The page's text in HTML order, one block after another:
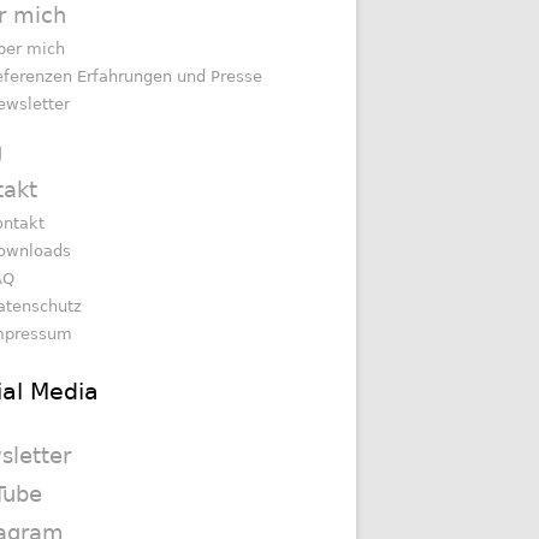
mich
mich
Erfahrungen und Presse
Media